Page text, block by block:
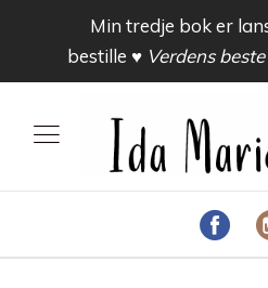
Min tredje bok er
bestille ♥ Verdens